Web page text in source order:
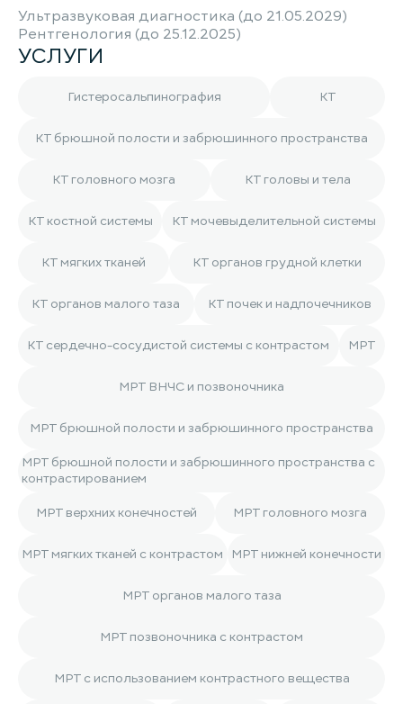
Ультразвуковая диагностика (до 21.05.2029)
Рентгенология (до 25.12.2025)
УСЛУГИ
Гистеросальпинография КТ
КТ брюшной полости и забрюшинного пространства
КТ головного мозга КТ головы и тела
КТ костной системы КТ мочевыделительной системы
КТ мягких тканей КТ органов грудной клетки
КТ органов малого таза КТ почек и надпочечников
КТ сердечно-сосудистой системы с контрастом МРТ
МРТ ВНЧС и позвоночника
МРТ брюшной полости и забрюшинного пространства
МРТ брюшной полости и забрюшинного пространства с
контрастированием
МРТ верхних конечностей
МРТ головного мозга
МРТ мягких тканей с контрастом МРТ нижней конечности
МРТ органов малого таза
МРТ позвоночника с контрастом
МРТ с использованием контрастного вещества